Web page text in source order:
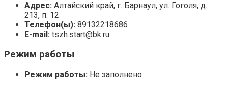
Адрес: Алтайский край, г. Барнаул, ул. Гоголя, д.
213, п. 12
Телефон(ы): 89132218686
E-mail: tszh.start@bk.ru
Режим работы
Режим работы: Не заполнено